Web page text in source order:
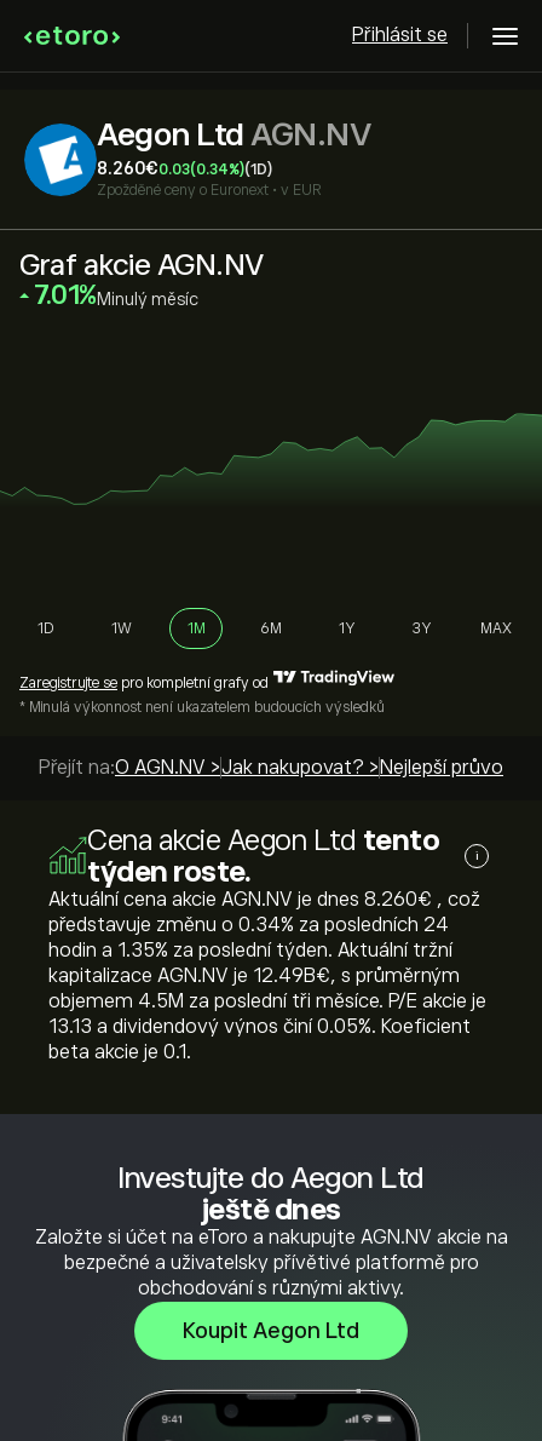
Přihlásit se
Aegon Ltd AGN.NV
8.260‎€‎0.03(0.34%)(1D)
Zpožděné ceny o Euronext • v EUR
Investujte do Aegon Ltd
ještě dnes
Založte si účet na eToro a nakupujte AGN.NV akcie na
bezpečné a uživatelsky přívětivé platformě pro
obchodování s různými aktivy.
Koupit Aegon Ltd
Graf akcie AGN.NV
‎7.01‎ Minulý měsíc
1D 1W 1M 6M 1Y 3Y MAX
Zaregistrujte se pro kompletní grafy od
* Minulá výkonnost není ukazatelem budoucích výsledků
Přejít na:O AGN.NV >Jak nakupovat? > Nejlepší průvodci >
Cena akcie Aegon Ltd tento
týden roste.
i
Aktuální cena akcie AGN.NV je dnes 8.260‎€‎ , což
představuje změnu o ‎0.34‎% za posledních 24
hodin a ‎1.35‎% za poslední týden. Aktuální tržní
kapitalizace AGN.NV je 12.49B‎€‎, s průměrným
objemem 4.5M za poslední tři měsíce. P/E akcie je
13.13 a dividendový výnos činí 0.05%. Koeficient
beta akcie je 0.1.